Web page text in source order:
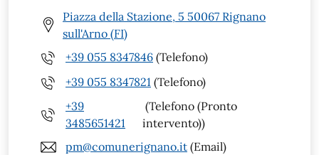
Piazza della Stazione, 5 50067 Rignano
sull'Arno (FI)
+39 055 8347846 (Telefono)
+39 055 8347821 (Telefono)
+39
3485651421
(Telefono (Pronto
intervento))
pm@comunerignano.it (Email)